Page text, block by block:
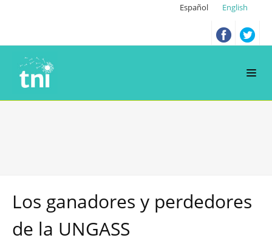
Español English
Los ganadores y perdedores
de la UNGASS